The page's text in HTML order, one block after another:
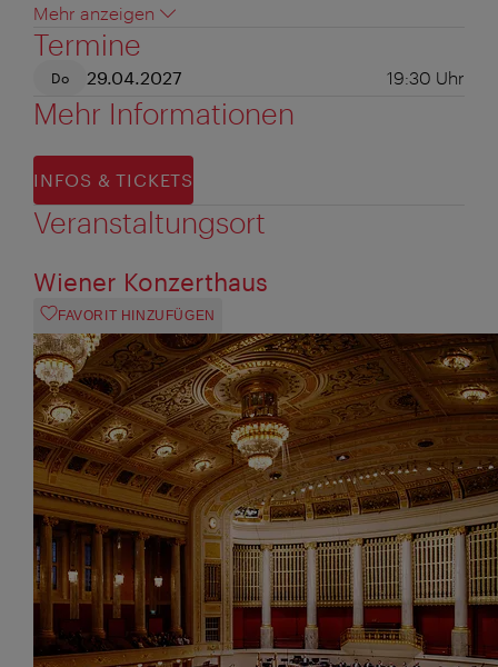
Mehr anzeigen
Termine
Do 29.04.2027 19:30 Uhr
Mehr Informationen
INFOS & TICKETS
Veranstaltungsort
Wiener Konzerthaus
FAVORIT HINZUFÜGEN